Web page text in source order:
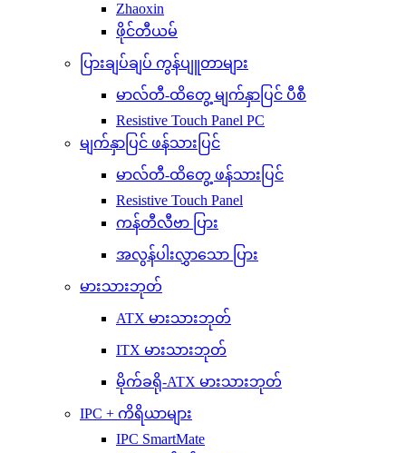
Zhaoxin
ဖိုင်တီယမ်
ပြားချပ်ချပ် ကွန်ပျူတာများ
မာလ်တီ-ထိတွေ့ မျက်နှာပြင် ပီစီ
Resistive Touch Panel PC
မျက်နှာပြင် ဖန်သားပြင်
မာလ်တီ-ထိတွေ့ ဖန်သားပြင်
Resistive Touch Panel
ကန်တီလီဗာ ပြား
အလွန်ပါးလွှာသော ပြား
မားသားဘုတ်
ATX မားသားဘုတ်
ITX မားသားဘုတ်
မိုက်ခရို-ATX မားသားဘုတ်
IPC + ကိရိယာများ
IPC SmartMate